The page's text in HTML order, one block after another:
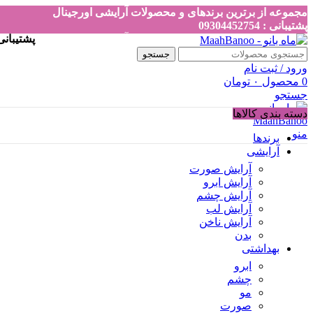
مجموعه از برترین برندهای و محصولات آرایشی اورجینال
پشتیبانی : 09304452754
مجموعه از برترین برندهای و محصولات آرایشی اورجینال - پشتیبانی :
جستجو
ورود / ثبت نام
0 محصول ۰ تومان
جستجو
منو
دسته بندی کالاها
برندها
آرایشی
آرایش صورت
آرایش ابرو
آرایش چشم
آرایش لب
آرایش ناخن
بدن
بهداشتی
ابرو
چشم
مو
صورت
اتمام موجودی
بزرگنمایی تصویر